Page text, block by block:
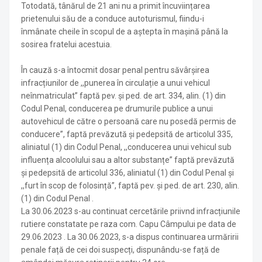
Totodată, tânărul de 21 ani nu a primit încuviințarea
prietenului său de a conduce autoturismul, fiindu-i
înmânate cheile în scopul de a aștepta în mașină până la
sosirea fratelui acestuia.
În cauză s-a întocmit dosar penal pentru săvârșirea
infracțiunilor de ,,punerea în circulație a unui vehicul
neînmatriculat” faptă pev. și ped. de art. 334, alin. (1) din
Codul Penal, conducerea pe drumurile publice a unui
autovehicul de către o persoană care nu posedă permis de
conducere”, faptă prevăzută și pedepsită de articolul 335,
aliniatul (1) din Codul Penal, ,,conducerea unui vehicul sub
influența alcoolului sau a altor substanțe” faptă prevăzută
și pedepsită de articolul 336, aliniatul (1) din Codul Penal și
,,furt în scop de folosință”, faptă pev. și ped. de art. 230, alin.
(1) din Codul Penal .
La 30.06.2023 s-au continuat cercetările priivnd infracțiunile
rutiere constatate pe raza com. Capu Câmpului pe data de
29.06.2023 . La 30.06.2023, s-a dispus continuarea urmăririi
penale față de cei doi suspecți, dispunându-se față de